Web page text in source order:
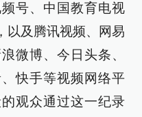
号、中国教育电视
以及腾讯视频、网易
微博、今日头条、
快手等视频网络平
观众通过这一纪录